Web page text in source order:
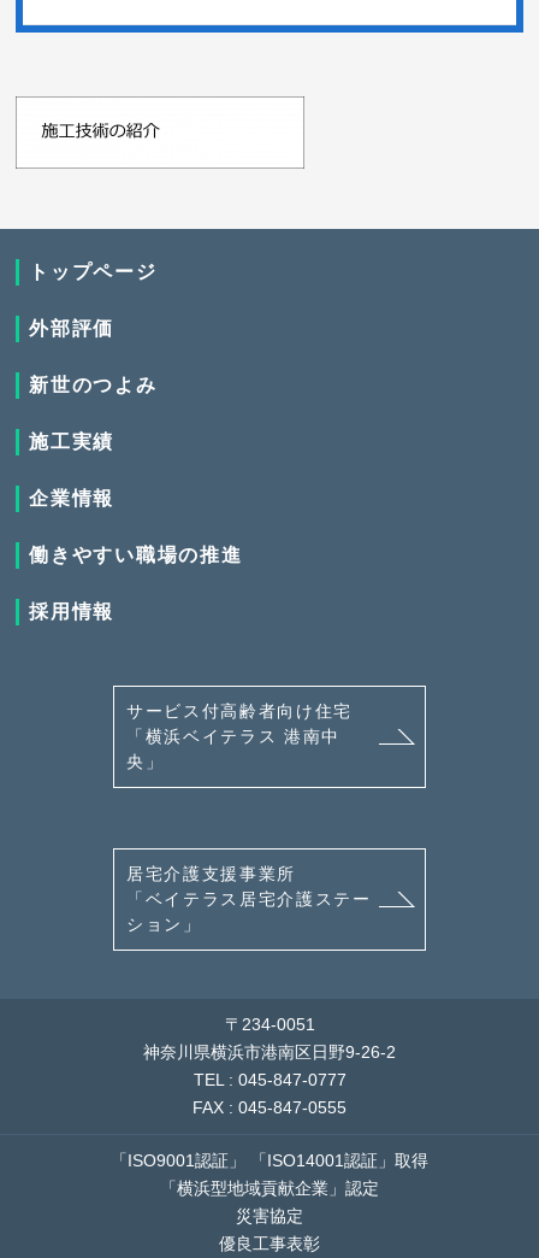
〒234-0051
神奈川県横浜市港南区日野9-26-2
TEL : 045-847-0777
FAX : 045-847-0555
「ISO9001認証」
「ISO14001認証」取得
「横浜型地域貢献企業」認定
災害協定
優良工事表彰
トップページ
外部評価
新世のつよみ
施工実績
企業情報
働きやすい職場の推進
採用情報
サービス付高齢者向け住宅
「横浜ベイテラス 港南中
央」
居宅介護支援事業所
「ベイテラス居宅介護ステー
ション」